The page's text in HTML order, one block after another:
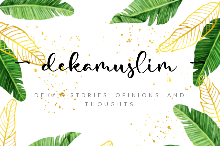
DEKA'S STORIES, OPINIONS, AND
THOUGHTS